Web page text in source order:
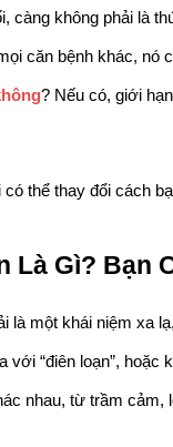
càng không phải là
căn bệnh khác, nó
? Nếu có, giới
thể thay đổi cách
Là Gì? Bạn
là một khái niệm xa
với “điên loạn”,
nhau, từ trầm